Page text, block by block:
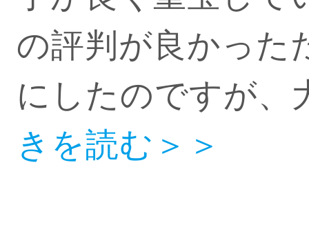
の評判が良かった
にしたのですが
きを読む＞＞